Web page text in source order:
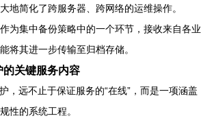
地简化了跨服务器、跨网络的运维操作。
为集中备份策略中的一个环节，接收来自各业
将其进一步传输至归档存储。
关键服务内容
，远不止于保证服务的“在线”，而是一项涵盖
性的系统工程。